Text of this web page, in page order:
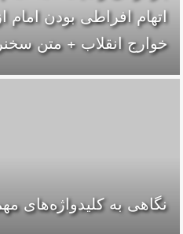
اتهام افراطی بودن
خوارج انقلاب + متن
نگاهی به کلیدواژه‌های